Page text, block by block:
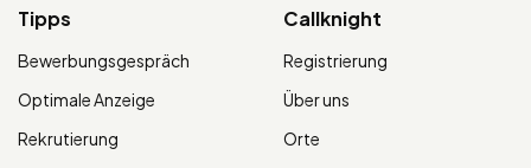
Tipps
Bewerbungsgespräch
Optimale Anzeige
Rekrutierung
Callknight
Registrierung
Über uns
Orte